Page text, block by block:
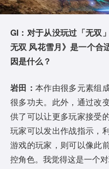
GI：对于从没玩过「无双
无双 风花雪月》是一个合
因是什么？
岩田： 本作由很多元素组
很多功夫。此外，通过改
供了可以让更多玩家接受
玩家可以发出作战指示，
游戏的玩家，则可以像此
控角色。我觉得这是一个